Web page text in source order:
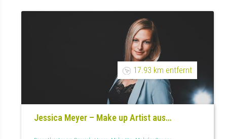
17.93 km entfernt
Jessica Meyer – Make up Artist aus